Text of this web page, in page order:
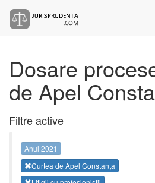
Dosare
de Apel
Filtre active
Anul 2021
Curtea de Apel Constanța